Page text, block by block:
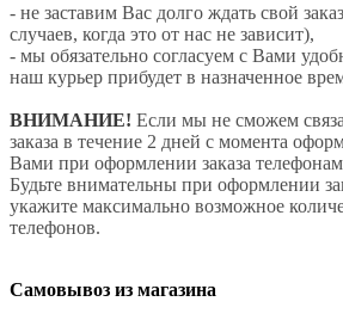
- не заставим Вас долго ждать свой
случаев, когда это от нас не зависит),
- мы обязательно согласуем с Вами
наш курьер прибудет в назначенное
ВНИМАНИЕ! Если мы не сможем
заказа в течение 2 дней с момента
Вами при оформлении заказа телефонам
Будьте внимательны при оформлении
укажите максимально возможное
телефонов.
Самовывоз из магазина